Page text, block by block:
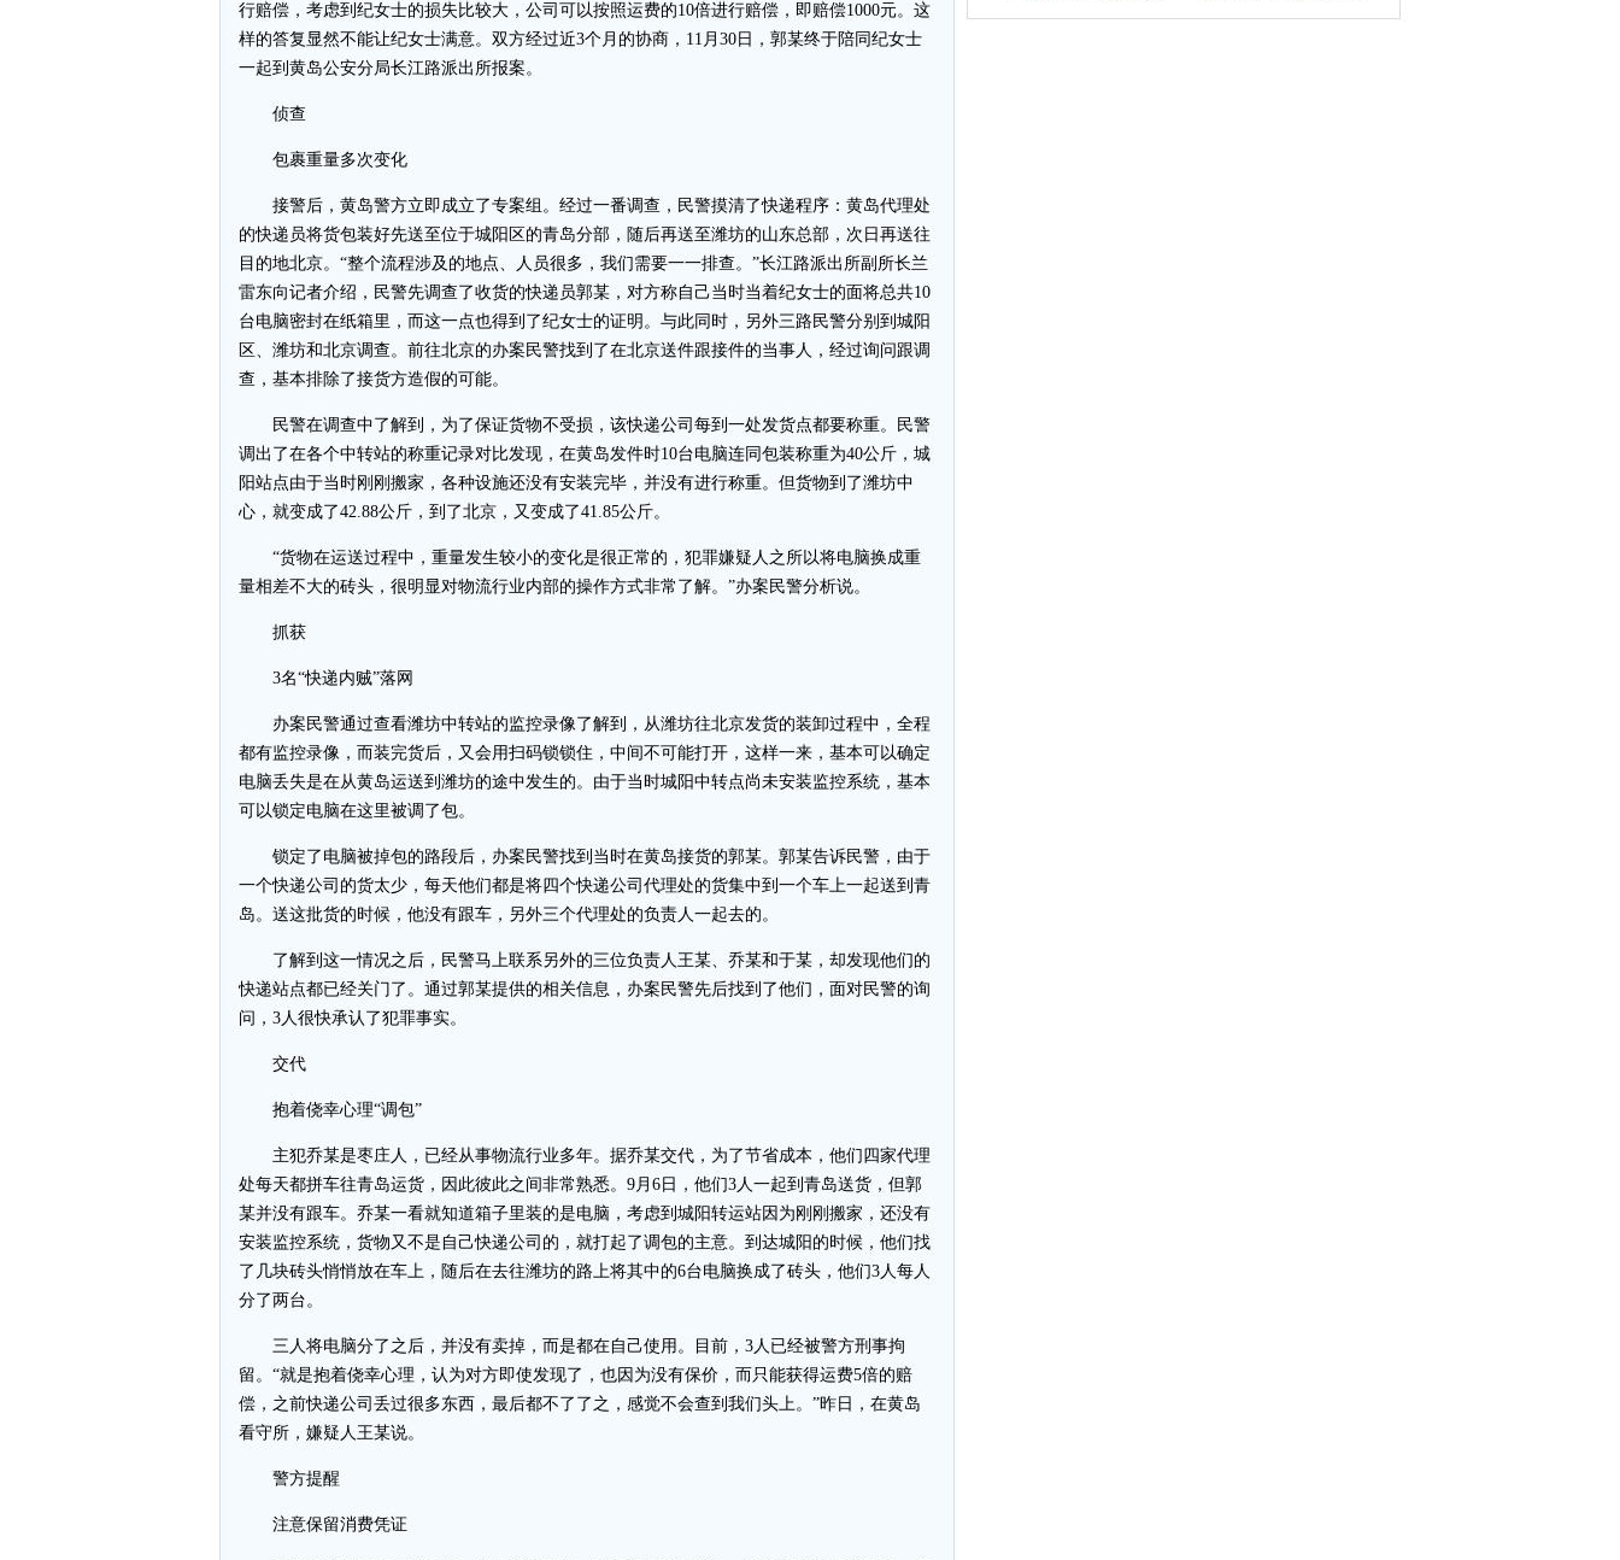
行赔偿，考虑到纪女士的损失比较大，公司可以按照运费的10倍进行赔偿，即赔偿1000元。这
样的答复显然不能让纪女士满意。双方经过近3个月的协商，11月30日，郭某终于陪同纪女士
一起到黄岛公安分局长江路派出所报案。
侦查
包裹重量多次变化
接警后，黄岛警方立即成立了专案组。经过一番调查，民警摸清了快递程序：黄岛代理处
的快递员将货包装好先送至位于城阳区的青岛分部，随后再送至潍坊的山东总部，次日再送往
目的地北京。“整个流程涉及的地点、人员很多，我们需要一一排查。”长江路派出所副所长兰
雷东向记者介绍，民警先调查了收货的快递员郭某，对方称自己当时当着纪女士的面将总共10
台电脑密封在纸箱里，而这一点也得到了纪女士的证明。与此同时，另外三路民警分别到城阳
区、潍坊和北京调查。前往北京的办案民警找到了在北京送件跟接件的当事人，经过询问跟调
查，基本排除了接货方造假的可能。
民警在调查中了解到，为了保证货物不受损，该快递公司每到一处发货点都要称重。民警
调出了在各个中转站的称重记录对比发现，在黄岛发件时10台电脑连同包装称重为40公斤，城
阳站点由于当时刚刚搬家，各种设施还没有安装完毕，并没有进行称重。但货物到了潍坊中
心，就变成了42.88公斤，到了北京，又变成了41.85公斤。
“货物在运送过程中，重量发生较小的变化是很正常的，犯罪嫌疑人之所以将电脑换成重
量相差不大的砖头，很明显对物流行业内部的操作方式非常了解。”办案民警分析说。
抓获
3名“快递内贼”落网
办案民警通过查看潍坊中转站的监控录像了解到，从潍坊往北京发货的装卸过程中，全程
都有监控录像，而装完货后，又会用扫码锁锁住，中间不可能打开，这样一来，基本可以确定
电脑丢失是在从黄岛运送到潍坊的途中发生的。由于当时城阳中转点尚未安装监控系统，基本
可以锁定电脑在这里被调了包。
锁定了电脑被掉包的路段后，办案民警找到当时在黄岛接货的郭某。郭某告诉民警，由于
一个快递公司的货太少，每天他们都是将四个快递公司代理处的货集中到一个车上一起送到青
岛。送这批货的时候，他没有跟车，另外三个代理处的负责人一起去的。
了解到这一情况之后，民警马上联系另外的三位负责人王某、乔某和于某，却发现他们的
快递站点都已经关门了。通过郭某提供的相关信息，办案民警先后找到了他们，面对民警的询
问，3人很快承认了犯罪事实。
交代
抱着侥幸心理“调包”
主犯乔某是枣庄人，已经从事物流行业多年。据乔某交代，为了节省成本，他们四家代理
处每天都拼车往青岛运货，因此彼此之间非常熟悉。9月6日，他们3人一起到青岛送货，但郭
某并没有跟车。乔某一看就知道箱子里装的是电脑，考虑到城阳转运站因为刚刚搬家，还没有
安装监控系统，货物又不是自己快递公司的，就打起了调包的主意。到达城阳的时候，他们找
了几块砖头悄悄放在车上，随后在去往潍坊的路上将其中的6台电脑换成了砖头，他们3人每人
分了两台。
三人将电脑分了之后，并没有卖掉，而是都在自己使用。目前，3人已经被警方刑事拘
留。“就是抱着侥幸心理，认为对方即使发现了，也因为没有保价，而只能获得运费5倍的赔
偿，之前快递公司丢过很多东西，最后都不了了之，感觉不会查到我们头上。”昨日，在黄岛
看守所，嫌疑人王某说。
警方提醒
注意保留消费凭证